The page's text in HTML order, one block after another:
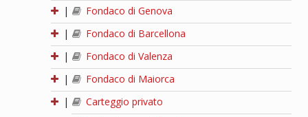
|
Fondaco di Genova
|
Fondaco di Barcellona
|
Fondaco di Valenza
|
Fondaco di Maiorca
|
Carteggio privato